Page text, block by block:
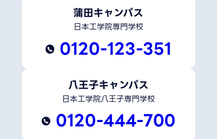
蒲田キャンパス
日本工学院専門学校
0120-123-351
八王子キャンパス
日本工学院八王子専門学校
0120-444-700